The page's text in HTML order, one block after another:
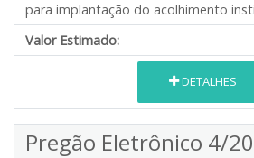
para implantação do acolhimento
Valor Estimado: ---
DETALHES
Pregão Eletrônico 4/